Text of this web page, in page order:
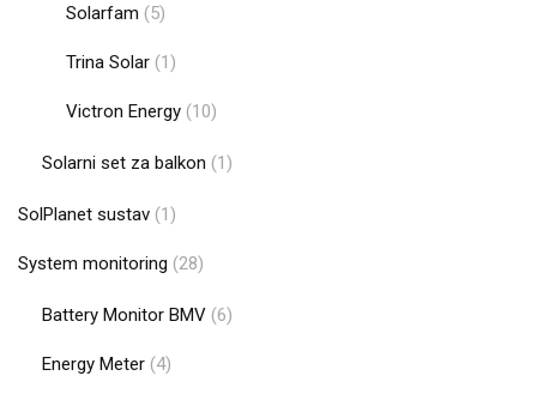
Solarfam (5)
Trina Solar (1)
Victron Energy (10)
Solarni set za balkon (1)
SolPlanet sustav (1)
System monitoring (28)
Battery Monitor BMV (6)
Energy Meter (4)